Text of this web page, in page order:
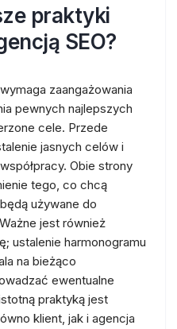
praktyki
SEO?
zaangażowania
pewnych najlepszych
cele. Przede
jasnych celów i
Obie strony
tego, co chcą
używane do
jest również
ustalenie harmonogramu
na bieżąco
ewentualne
praktyką jest
klient, jak i agencja